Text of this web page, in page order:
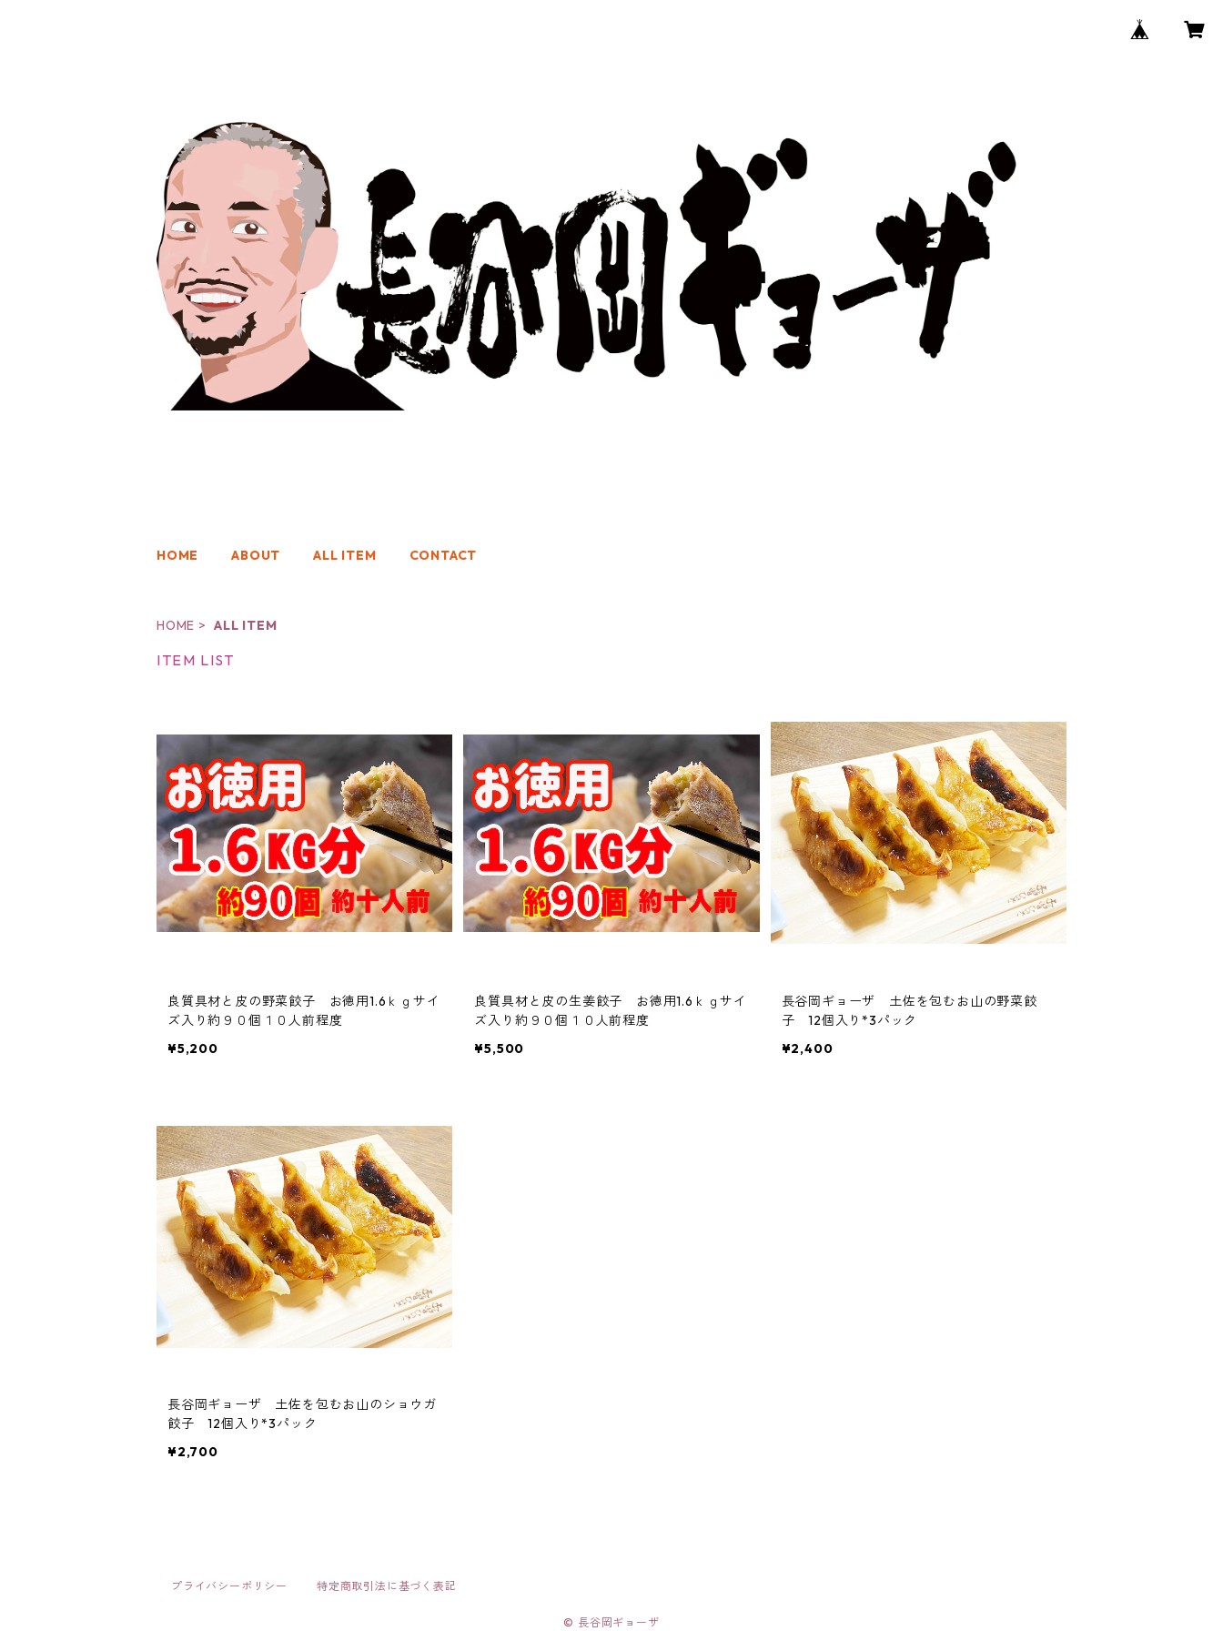
HOME ABOUT ALL ITEM CONTACT
HOME ALL ITEM
ITEM LIST
良質具材と皮の野菜餃子 お徳用1.6ｋｇサイ
ズ入り約９０個１０人前程度
¥5,200
良質具材と皮の生姜餃子 お徳用1.6ｋｇサイ
ズ入り約９０個１０人前程度
¥5,500
長谷岡ギョーザ 土佐を包むお山の野菜餃
子 12個入り*3パック
¥2,400
長谷岡ギョーザ 土佐を包むお山のショウガ
餃子 12個入り*3パック
¥2,700
プライバシーポリシー 特定商取引法に基づく表記
© 長谷岡ギョーザ